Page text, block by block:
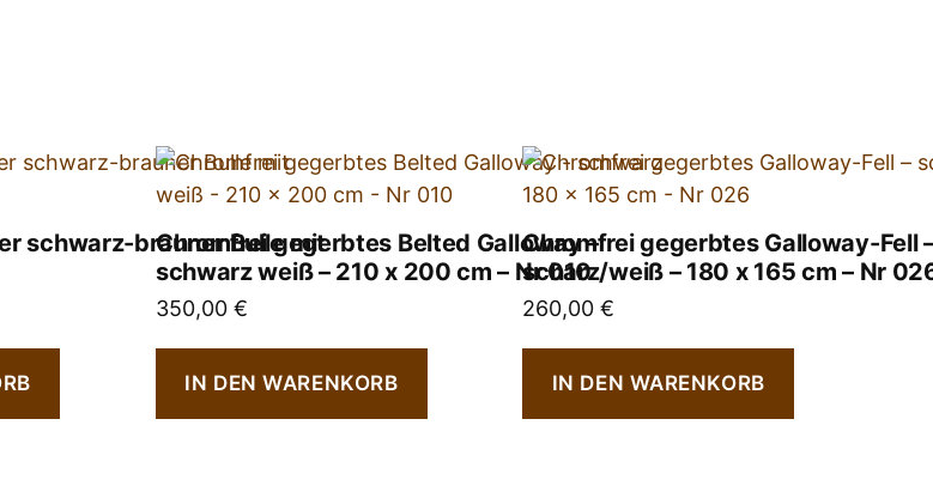
schwarz-brauner Bulle mit
Chromfrei gegerbtes Belted Galloway –
schwarz weiß – 210 x 200 cm – Nr 010
350,00 €
IN DEN WARENKORB
Chromfrei gegerbtes Galloway-Fell
scharz/weiß – 180 x 165 cm – Nr
260,00€
IN DEN WARENKORB